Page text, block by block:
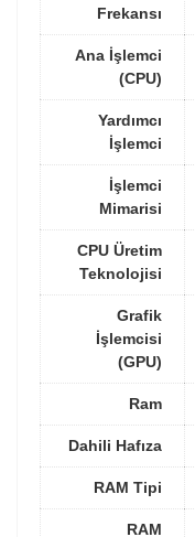
Frekansı
Ana İşlemci
(CPU)
Yardımcı
İşlemci
İşlemci
Mimarisi
CPU Üretim
Teknolojisi
Grafik
İşlemcisi
(GPU)
Ram
Dahili Hafıza
RAM Tipi
RAM